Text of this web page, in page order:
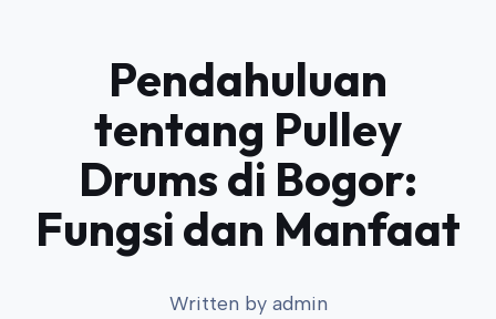
Pendahuluan
tentang Pulley
Drums di Bogor:
Fungsi dan Manfaat
Written by admin